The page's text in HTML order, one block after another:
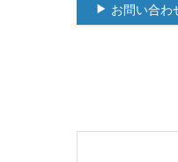
お問い合わ